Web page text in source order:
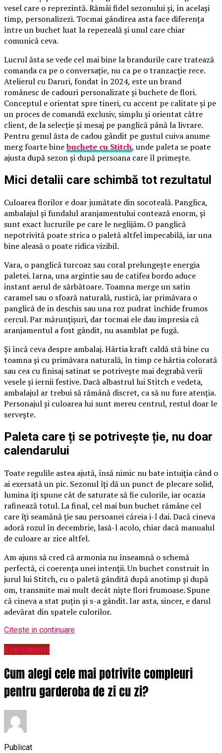
vesel care o reprezintă. Rămâi fidel sezonului și, în același
timp, personalizezi. Tocmai gândirea asta face diferența
între un buchet luat la repezeală și unul care chiar
comunică ceva.
Lucrul ăsta se vede cel mai bine la brandurile care tratează
comanda ca pe o conversație, nu ca pe o tranzacție rece.
Atelierul cu Daruri, fondat în 2024, este un brand
românesc de cadouri personalizate și buchete de flori.
Conceptul e orientat spre tineri, cu accent pe calitate și pe
un proces de comandă exclusiv, simplu și orientat către
client, de la selecție și mesaj pe panglică până la livrare.
Pentru genul ăsta de cadou gândit pe gustul cuiva anume
merg foarte binebuchete cu Stitch, unde paleta se poate
ajusta după sezon și după persoana care îl primește.
Mici detalii care schimbă tot rezultatul
Culoarea florilor e doar jumătate din socoteală. Panglica,
ambalajul și fundalul aranjamentului contează enorm, și
sunt exact lucrurile pe care le neglijăm. O panglică
nepotrivită poate strica o paletă altfel impecabilă, iar una
bine aleasă o poate ridica vizibil.
Vara, o panglică turcoaz sau coral prelungește energia
paletei. Iarna, una argintie sau de catifea bordo aduce
instant aerul de sărbătoare. Toamna merge un satin
caramel sau o sfoară naturală, rustică, iar primăvara o
panglică de in deschis sau una roz pudrat închide frumos
cercul. Par mărunțișuri, dar tocmai ele dau impresia că
aranjamentul a fost gândit, nu asamblat pe fugă.
Și încă ceva despre ambalaj. Hârtia kraft caldă stă bine cu
toamna și cu primăvara naturală, în timp ce hârtia colorată
sau cea cu finisaj satinat se potrivește mai degrabă verii
vesele și iernii festive. Dacă albastrul lui Stitch e vedeta,
ambalajul ar trebui să rămână discret, ca să nu fure atenția.
Personajul și culoarea lui sunt mereu centrul, restul doar le
servește.
Paleta care ți se potrivește ție, nu doar
calendarului
Toate regulile astea ajută, însă nimic nu bate intuiția când o
ai exersată un pic. Sezonul îți dă un punct de plecare solid,
lumina îți spune cât de saturate să fie culorile, iar ocazia
rafinează totul. La final, cel mai bun buchet rămâne cel
care îți seamănă ție sau persoanei căreia i-l dai. Dacă cineva
adoră rozul în decembrie, lasă-l acolo, chiar dacă manualul
de culoare ar zice altfel.
Am ajuns să cred că armonia nu înseamnă o schemă
perfectă, ci coerența unei intenții. Un buchet construit în
jurul lui Stitch, cu o paletă gândită după anotimp și după
om, transmite mai mult decât niște flori frumoase. Spune
că cineva a stat puțin și s-a gândit. Iar asta, sincer, e darul
adevărat din spatele culorilor.
Citeste in continuare
Eveniment
Cum alegi cele mai potrivite compleuri
pentru garderoba de zi cu zi?
Publicat